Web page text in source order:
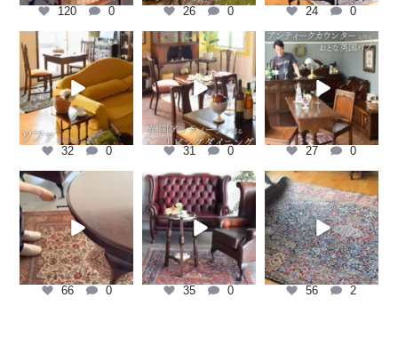
120 0 26 0 24 0
handlemarche
7月 4
32 0
handlemarche
6月 27
31 0
handlemarche
6月 19
27 0
handlemarche
5月 26
66 0
handlemarche
5月 14
35 0
handlemarche
5月 12
56 2